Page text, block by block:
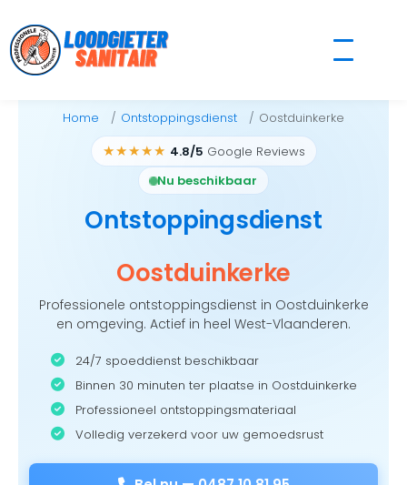
to
content
Home Ontstoppingsdienst Oostduinkerke
★★★★★ 4.8/5 Google Reviews
Nu beschikbaar
Ontstoppingsdienst
Oostduinkerke
Professionele ontstoppingsdienst in Oostduinkerke
en omgeving. Actief in heel West-Vlaanderen.
24/7 spoeddienst beschikbaar
Binnen 30 minuten ter plaatse in Oostduinkerke
Professioneel ontstoppingsmateriaal
Volledig verzekerd voor uw gemoedsrust